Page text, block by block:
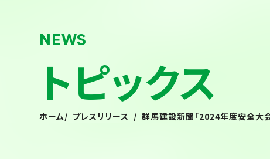
NEWS
トピックス
ホーム/ プレスリリース / 群馬建設新聞「2024年度安全大